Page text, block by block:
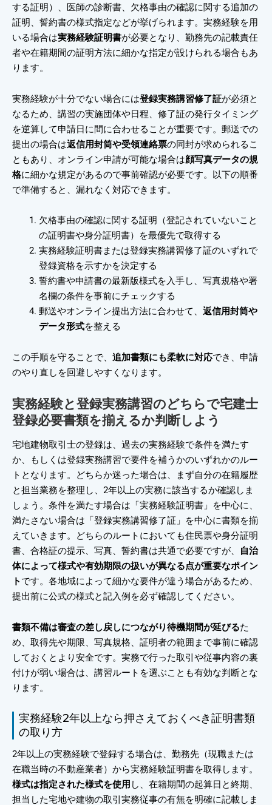
する証明）、医師の診断書、欠格事由の確認に関する追加の
証明、誓約書の様式指定などが挙げられます。実務経験を用
いる場合は実務経験証明書が必要となり、勤務先の記載責任
者や在籍期間の証明方法に細かな指定が設けられる場合もあ
ります。
実務経験が十分でない場合には登録実務講習修了証が必須と
なるため、講習の実施団体や日程、修了証の発行タイミング
を逆算して申請日に間に合わせることが重要です。郵送での
提出の場合は返信用封筒や受領連絡票の同封が求められるこ
ともあり、オンライン申請が可能な場合は顔写真データの規
格に細かな規定があるので事前確認が必要です。以下の順番
で準備すると、漏れなく対応できます。
欠格事由の確認に関する証明（登記されていないこと
の証明書や身分証明書）を最優先で取得する
実務経験証明書または登録実務講習修了証のいずれで
登録資格を示すかを決定する
誓約書や申請書の最新版様式を入手し、写真規格や署
名欄の条件を事前にチェックする
郵送やオンライン提出方法に合わせて、 返信用封筒や
データ形式を整える
この手順を守ることで、 追加書類にも柔軟に対応でき、申請
のやり直しを回避しやすくなります。
実務経験と登録実務講習のどちらで宅建士
登録必要書類を揃えるか判断しよう
宅地建物取引士の登録は、過去の実務経験で条件を満たす
か、もしくは登録実務講習で要件を補うかのいずれかのルー
トとなります。どちらか迷った場合は、まず自分の在籍履歴
と担当業務を整理し、2年以上の実務に該当するか確認しま
しょう。条件を満たす場合は「実務経験証明書」を中心に、
満たさない場合は「登録実務講習修了証」を中心に書類を揃
えていきます。どちらのルートにおいても住民票や身分証明
書、合格証の提示、写真、誓約書は共通で必要ですが、
自治
体によって様式や有効期限の扱いが異なる点が重要なポイン
ト です。各地域によって細かな要件が違う場合があるため、
提出前に公式の様式と記入例を必ず確認してください。
書類不備は審査の差し戻しにつながり待機期間が延びるた
め、取得先や期限、写真規格、証明者の範囲まで事前に確認
しておくとより安全です。実務で行った取引や従事内容の裏
付けが弱い場合は、講習ルートを選ぶことも有効な判断とな
ります。
実務経験2年以上なら押さえておくべき証明書類
の取り方
2年以上の実務経験で登録する場合は、勤務先（現職または
在職当時の不動産業者）から実務経験証明書を取得します。
様式は指定された様式を使用 し、在籍期間の起算日と終期、
担当した宅地や建物の取引実務従事の有無を明確に記載しま